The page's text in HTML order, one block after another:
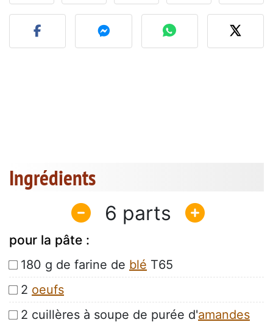
Publier votre photo de
Ingrédients
6
pour la pâte :
180 g de farine de blé T65
2 oeufs
2 cuillères à soupe de purée d'amandes